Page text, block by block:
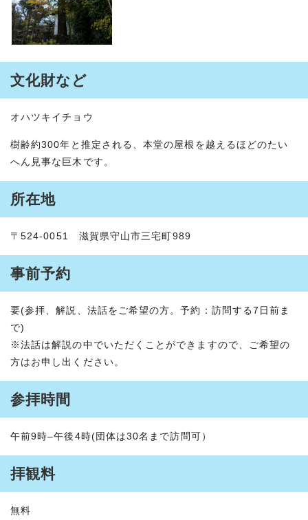
文化財など
オハツキイチョウ
樹齢約300年と推定される、本堂の屋根を越えるほどのたい
へん見事な巨木です。
所在地
〒524-0051 滋賀県守山市三宅町989
事前予約
要(参拝、解説、法話をご希望の方。予約：訪問する7日前ま
で)
※法話は解説の中でいただくことができますので、ご希望の
方はお申し出ください。
参拝時間
午前9時–午後4時(団体は30名まで訪問可）
拝観料
無料